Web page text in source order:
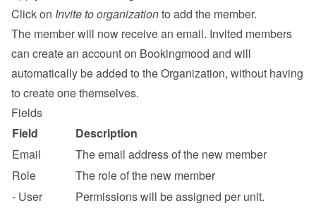
Click on Invite to organization to add the member.
The member will now receive an email. Invited members
can create an account on Bookingmood and will
automatically be added to the Organization, without having
to create one themselves.
Fields
Field
Description
Email
The email address of the new member
Role
The role of the new member
- User
Permissions will be assigned per unit.